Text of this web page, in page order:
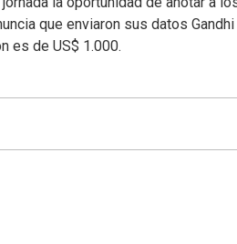
que enviaron sus datos
es de US$ 1.000.